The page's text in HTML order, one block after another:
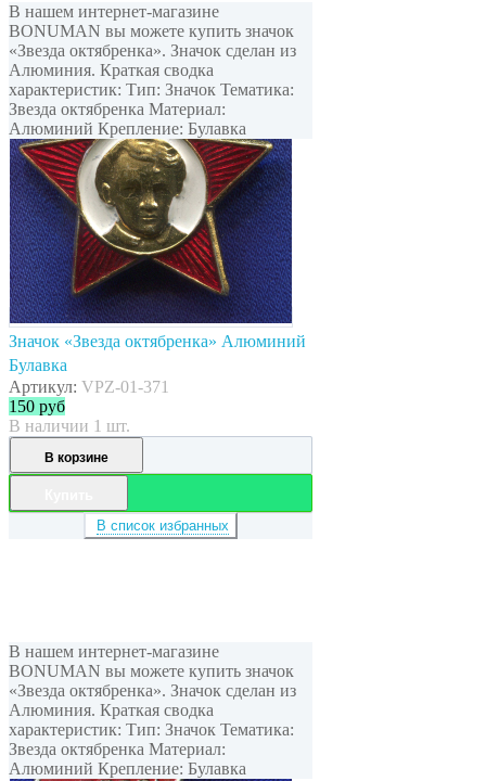
В нашем интернет-магазине
BONUMAN вы можете купить значок
«Звезда октябренка». Значок сделан из
Алюминия. Краткая сводка
характеристик: Тип: Значок Тематика:
Звезда октябренка Материал:
Алюминий Крепление: Булавка
Значок «Звезда октябренка» Алюминий
Булавка
Артикул: VPZ-01-371
150 руб
В наличии 1 шт.
В корзине
В список избранных
В нашем интернет-магазине
BONUMAN вы можете купить значок
«Звезда октябренка». Значок сделан из
Алюминия. Краткая сводка
характеристик: Тип: Значок Тематика:
Звезда октябренка Материал:
Алюминий Крепление: Булавка